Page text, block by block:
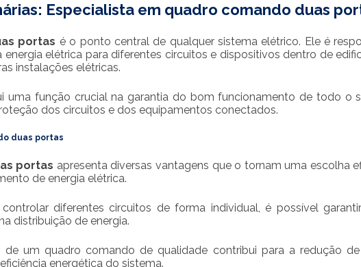
Especialista em quadro comando duas
portas é o ponto central de qualquer sistema elétrico. Ele é
elétrica para diferentes circuitos e dispositivos dentro de
instalações elétricas.
uma função crucial na garantia do bom funcionamento de todo o
dos circuitos e dos equipamentos conectados.
duas portas
portas apresenta diversas vantagens que o tornam uma escolha
de energia elétrica.
diferentes circuitos de forma individual, é possível
distribuição de energia.
de um quadro comando de qualidade contribui para a redução
energética do sistema.